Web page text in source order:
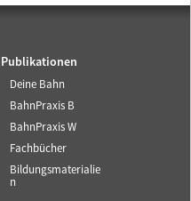
Publikationen
Deine Bahn
BahnPraxis B
BahnPraxis W
Fachbücher
Bildungsmaterialie
n